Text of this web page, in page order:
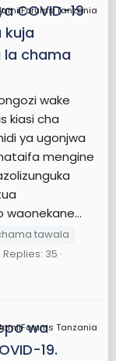
Tanzania
COVID-19
kuja
la chama
wake
kiasi cha
ya ugonjwa
mengine
waonekane...
tawala
Replies: 35
Tanzania
wa
19.